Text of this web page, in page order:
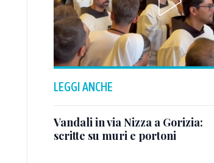
LEGGI ANCHE
Vandali in via Nizza a Gorizia:
scritte su muri e portoni